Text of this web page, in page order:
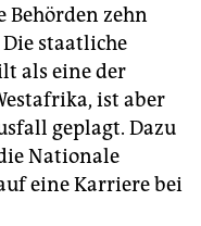
Behörden zehn
Die staatliche
als eine der
ist aber
geplagt. Dazu
Nationale
eine Karriere bei